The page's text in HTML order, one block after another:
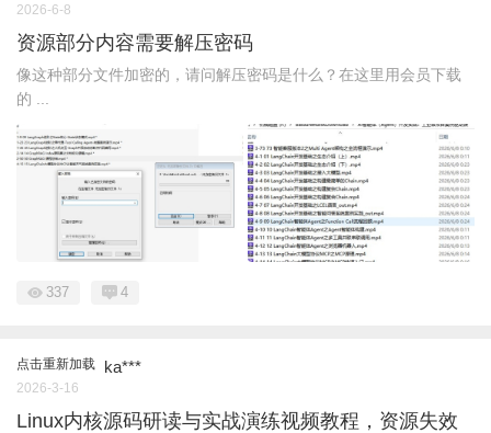
2026-6-8
资源部分内容需要解压密码
像这种部分文件加密的，请问解压密码是什么？在这里用会员下载
的 ...
337 4
点击重新加载 ka***
2026-3-16
Linux内核源码研读与实战演练视频教程，资源失效